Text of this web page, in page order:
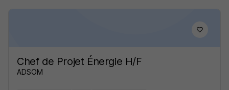
Chef de Projet Énergie H/F
ADSOM